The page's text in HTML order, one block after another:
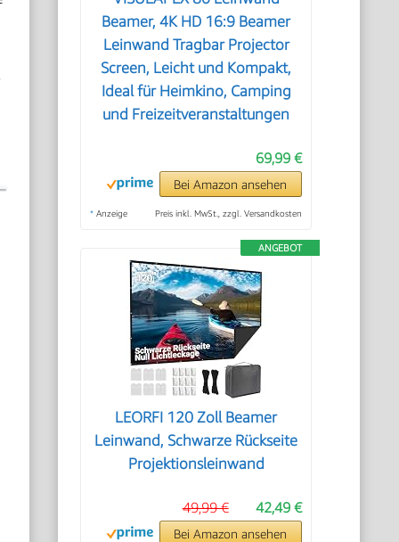
Beamer, 4K HD 16:9 Beamer
Leinwand Tragbar Projector
Screen, Leicht und Kompakt,
Ideal für Heimkino, Camping
und Freizeitveranstaltungen
69,99 €
Bei Amazon ansehen
* Anzeige Preis inkl. MwSt., zzgl. Versandkosten
ANGEBOT
LEORFI 120 Zoll Beamer
Leinwand, Schwarze Rückseite
Projektionsleinwand
42,49 €
49,99 €
Bei Amazon ansehen